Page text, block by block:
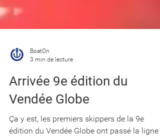
BoatOn
3 min de lecture